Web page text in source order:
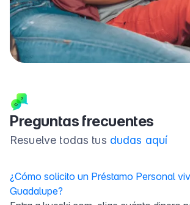
Preguntas frecuentes
Resuelve todas tus dudas aquí
¿Cómo solicito un Préstamo Personal
Guadalupe?